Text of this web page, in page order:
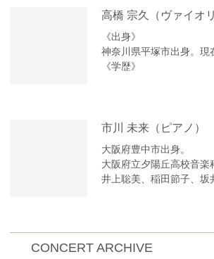
高橋 宗久 （ヴァイオ
《出身》
神奈川県平塚市出身。現
《学歴》
これまでにヴァイオリン
Prof.Andreas Reiner氏に
《コンクール受賞歴》
大阪国際音楽コンクール
の部入選、鎌倉学生音
リン副首席奏者を務める
市川 未来 （ピアノ）
大阪府豊中市出身。
大阪府立夕陽丘高校音楽
井上聡美、稲田節子、坂
か、これまでに5枚の
大阪府立夕陽丘高等学校
CONCERT ARCHIVE